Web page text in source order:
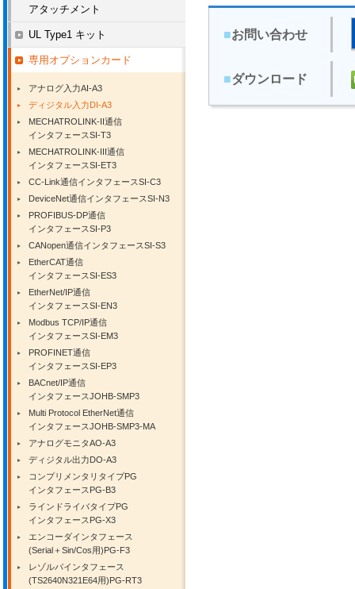
■お問い合わせ
■ダウンロード
アタッチメント
UL Type1 キット
専用オプションカード
アナログ入力AI-A3
ディジタル入力DI-A3
MECHATROLINK-II通信
インタフェースSI-T3
MECHATROLINK-III通信
インタフェースSI-ET3
CC-Link通信インタフェースSI-C3
DeviceNet通信インタフェースSI-N3
PROFIBUS-DP通信
インタフェースSI-P3
CANopen通信インタフェースSI-S3
EtherCAT通信
インタフェースSI-ES3
EtherNet/IP通信
インタフェースSI-EN3
Modbus TCP/IP通信
インタフェースSI-EM3
PROFINET通信
インタフェースSI-EP3
BACnet/IP通信
インタフェースJOHB-SMP3
Multi Protocol EtherNet通信
インタフェースJOHB-SMP3-MA
アナログモニタAO-A3
ディジタル出力DO-A3
コンプリメンタリタイプPG
インタフェースPG-B3
ラインドライバタイプPG
インタフェースPG-X3
エンコーダインタフェース
(Serial＋Sin/Cos用)PG-F3
レゾルバインタフェース
(TS2640N321E64用)PG-RT3